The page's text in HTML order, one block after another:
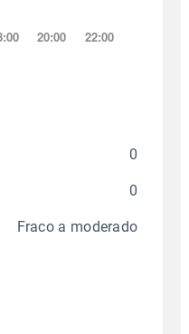
0
0
Fraco a moderado